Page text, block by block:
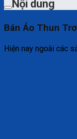
Nội dung
Bán Áo Thun
Hiện nay ngoài các